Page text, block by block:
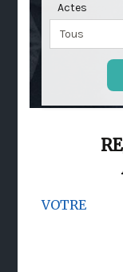
Actes
VOTRE